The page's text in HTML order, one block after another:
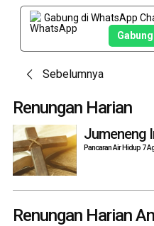
Gabung di WhatsApp
Post
navigation
Sebelumnya
Renungan Harian
Jumeneng
Pancaran Air Hidup 7
Renungan Harian